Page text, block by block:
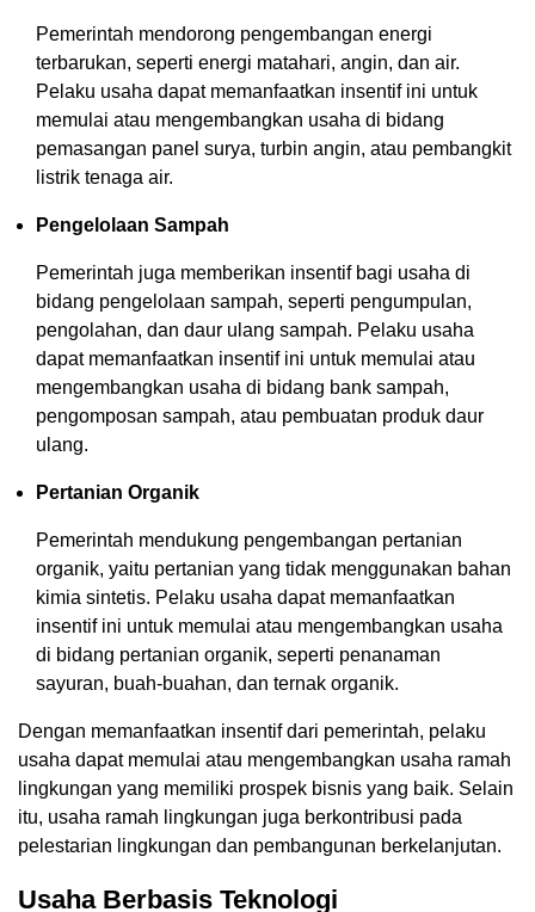
Pemerintah mendorong pengembangan energi
terbarukan, seperti energi matahari, angin, dan air.
Pelaku usaha dapat memanfaatkan insentif ini untuk
memulai atau mengembangkan usaha di bidang
pemasangan panel surya, turbin angin, atau pembangkit
listrik tenaga air.
Pengelolaan Sampah
Pemerintah juga memberikan insentif bagi usaha di
bidang pengelolaan sampah, seperti pengumpulan,
pengolahan, dan daur ulang sampah. Pelaku usaha
dapat memanfaatkan insentif ini untuk memulai atau
mengembangkan usaha di bidang bank sampah,
pengomposan sampah, atau pembuatan produk daur
ulang.
Pertanian Organik
Pemerintah mendukung pengembangan pertanian
organik, yaitu pertanian yang tidak menggunakan bahan
kimia sintetis. Pelaku usaha dapat memanfaatkan
insentif ini untuk memulai atau mengembangkan usaha
di bidang pertanian organik, seperti penanaman
sayuran, buah-buahan, dan ternak organik.
Dengan memanfaatkan insentif dari pemerintah, pelaku
usaha dapat memulai atau mengembangkan usaha ramah
lingkungan yang memiliki prospek bisnis yang baik. Selain
itu, usaha ramah lingkungan juga berkontribusi pada
pelestarian lingkungan dan pembangunan berkelanjutan.
Usaha Berbasis Teknologi